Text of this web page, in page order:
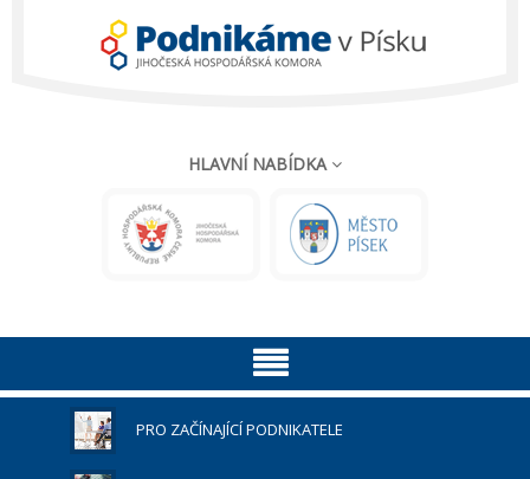
HLAVNÍ NABÍDKA
PRO ZAČÍNAJÍCÍ PODNIKATELE